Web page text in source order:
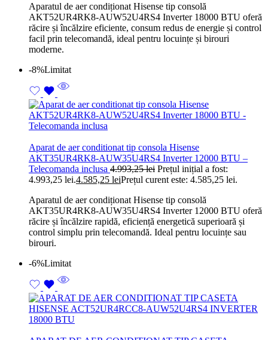
Aparatul de aer condiționat Hisense tip consolă
AKT52UR4RK8-AUW52U4RS4 Inverter 18000 BTU oferă
răcire și încălzire eficiente, consum redus de energie și control
facil prin telecomandă, ideal pentru locuințe și birouri
moderne.
-8%Limitat
Aparat de aer conditionat tip consola Hisense
AKT35UR4RK8-AUW35U4RS4 Inverter 12000 BTU –
Telecomanda inclusa 4.993,25lei Prețul inițial a fost:
4.993,25 lei.4.585,25 leiPrețul curent este: 4.585,25 lei.
Aparatul de aer condiționat Hisense tip consolă
AKT35UR4RK8-AUW35U4RS4 Inverter 12000 BTU oferă
răcire și încălzire rapidă, eficiență energetică superioară și
control simplu prin telecomandă. Ideal pentru locuințe sau
birouri.
-6%Limitat